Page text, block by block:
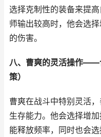
选择克制性的装备来提
师输出较高时，他会选
的伤害。
八、曹爽的灵活操作——
策）
曹爽在战斗中特别灵活
生存能力。他会选择增
能释放频率，同时也会